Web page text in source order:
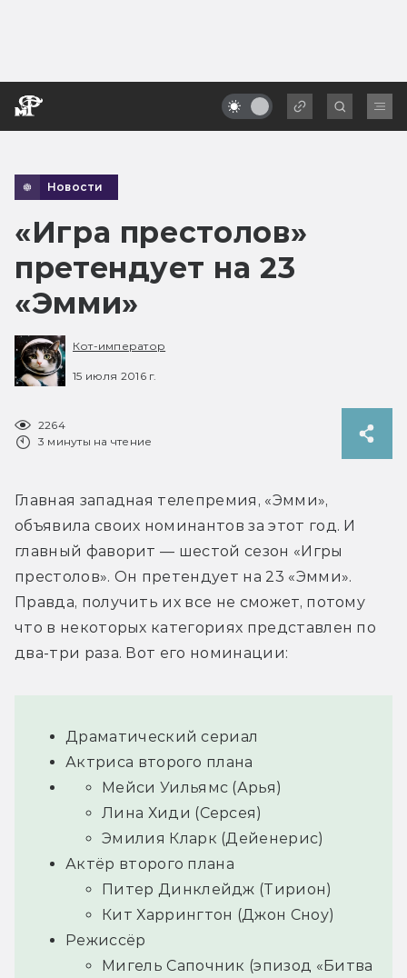
Новости
«Игра престолов»
претендует на 23
«Эмми»
Кот-император
15 июля 2016 г.
2264
3 минуты на чтение
Главная западная телепремия, «Эмми»,
объявила своих номинантов за этот год. И
главный фаворит — шестой сезон «Игры
престолов». Он претендует на 23 «Эмми».
Правда, получить их все не сможет, потому
что в некоторых категориях представлен по
два-три раза. Вот его номинации:
Драматический сериал
Актриса второго плана
Мейси Уильямс (Арья)
Лина Хиди (Серсея)
Эмилия Кларк (Дейенерис)
Актёр второго плана
Питер Динклейдж (Тирион)
Кит Харрингтон (Джон Сноу)
Режиссёр
Мигель Сапочник (эпизод «Битва